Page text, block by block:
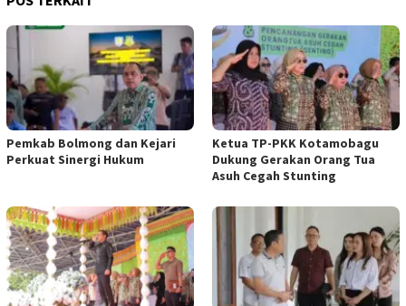
Pemkab Bolmong dan Kejari
Perkuat Sinergi Hukum
Ketua TP-PKK Kotamobagu
Dukung Gerakan Orang Tua
Asuh Cegah Stunting